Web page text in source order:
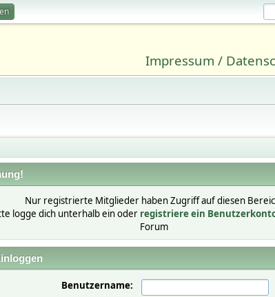
Impressum /
Nur registrierte Mitglieder haben Zugriff auf diesen
logge dich unterhalb ein oder registriere ein
Forum
Benutzername: